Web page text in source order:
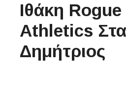
Ιθάκη
Athletics
Δημήτριος